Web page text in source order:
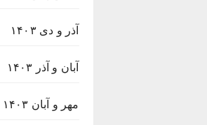
آذر و دی ۱۴۰۳
آبان و آذر ۱۴۰۳
مهر و آبان ۱۴۰۳